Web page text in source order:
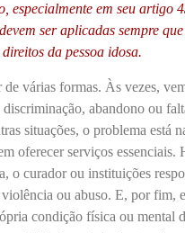
especialmente em seu artigo
ser aplicadas sempre
da pessoa idosa.
de várias formas. Às vezes,
abandono ou
situações, o problema está
oferecer serviços essenciais.
o curador ou instituições
ou abuso. E, por fim,
condição física ou mental